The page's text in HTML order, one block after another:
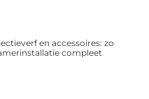
en accessoires: zo
compleet